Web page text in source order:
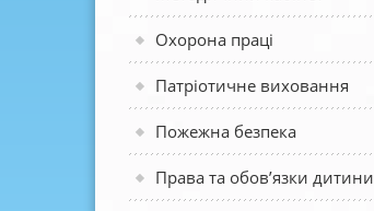
Охорона праці
Патріотичне виховання
Пожежна безпека
Права та обов’язки дитини